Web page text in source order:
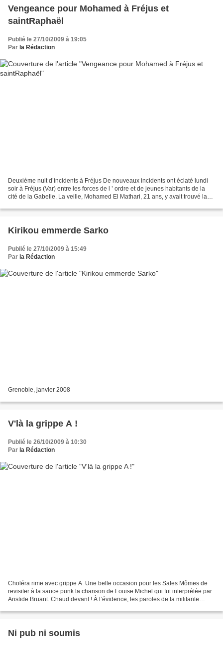
Vengeance pour Mohamed à Fréjus et
saintRaphaël
Publié le 27/10/2009 à 19:05
Par la Rédaction
Deuxième nuit d’incidents à Fréjus De nouveaux incidents ont éclaté lundi
soir à Fréjus (Var) entre les forces de l ’ ordre et de jeunes habitants de la
cité de la Gabelle. La veille, Mohamed El Mathari, 21 ans, y avait trouvé la
Kirikou emmerde Sarko
Publié le 27/10/2009 à 15:49
Par la Rédaction
Grenoble, janvier 2008
V'là la grippe A !
Publié le 26/10/2009 à 10:30
Par la Rédaction
Choléra rime avec grippe A. Une belle occasion pour les Sales Mômes de
revisiter à la sauce punk la chanson de Louise Michel qui fut interprétée par
Aristide Bruant. Chaud devant ! À l’évidence, les paroles de la militante
Ni pub ni soumis